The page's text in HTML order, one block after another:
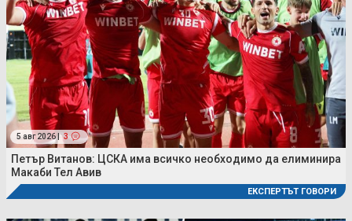
5 авг 2026 | 3
Петър Витанов: ЦСКА има всичко необходимо да елиминира
Макаби Тел Авив
ЕКСПЕРТЪТ ГОВОРИ